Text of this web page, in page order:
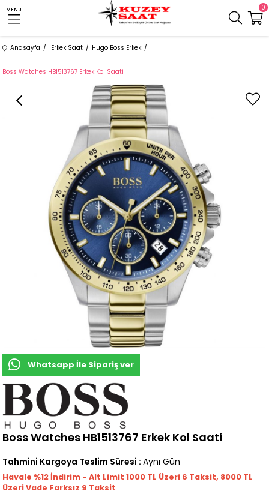
MENU 0
Anasayfa Erkek Saat Hugo Boss Erkek
Boss Watches HB1513767 Erkek Kol Saati
Whatsapp İle Sipariş ver
Boss Watches HB1513767 Erkek Kol Saati
Tahmini Kargoya Teslim Süresi : Aynı Gün
Havale %12 İndirim - Alt Limit 1000 TL Üzeri 6 Taksit, 8000 TL
Üzeri Vade Farksız 9 Taksit